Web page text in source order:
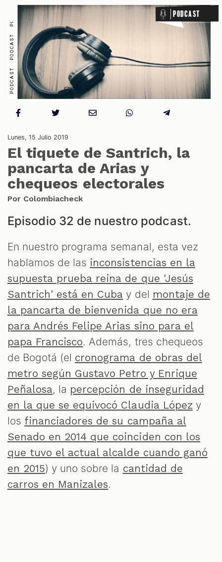
ZOOM
Podcast
Lunes, 15 Julio 2019
El tiquete de Santrich, la
pancarta de Arias y
chequeos electorales
Por Colombiacheck
Episodio 32 de nuestro podcast.
En nuestro programa semanal, esta vez
hablamos de las inconsistencias en la
supuesta prueba reina de que 'Jesús
Santrich' está en Cuba y del montaje de
la pancarta de bienvenida que no era
para Andrés Felipe Arias sino para el
papa Francisco. Además, tres chequeos
de Bogotá (el cronograma de obras del
metro según Gustavo Petro y Enrique
Peñalosa, la percepción de inseguridad
en la que se equivocó Claudia López y
los financiadores de su campaña al
Senado en 2014 que coinciden con los
que tuvo el actual alcalde cuando ganó
en 2015) y uno sobre la cantidad de
carros en Manizales.